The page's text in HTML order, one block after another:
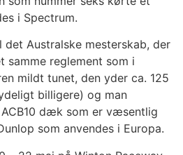
i Spectrum.
Australske mesterskab, der
reglement som i
mildt tunet, den yder ca. 125
billigere) og man
dæk som er væsentlig
som anvendes i Europa.